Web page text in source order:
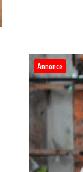
Annonce